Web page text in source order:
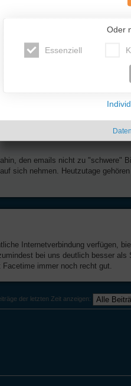
(Internettarif brauchst du, klar).
den emails nicht zu "schwere"
sich nehmen. Heutzutage
Internetverbindung verfügen,
bei uns deutlich besser als
immer noch recht gut.
der letzten Zeit anzeigen:
Oder
Essenziell